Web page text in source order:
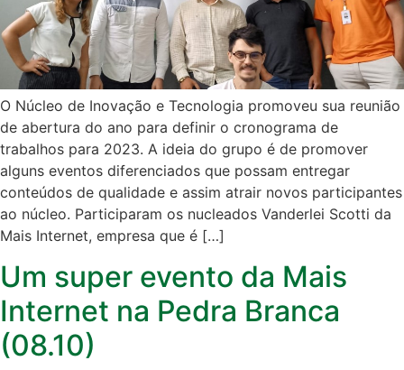
O Núcleo de Inovação e Tecnologia promoveu sua reunião
de abertura do ano para definir o cronograma de
trabalhos para 2023. A ideia do grupo é de promover
alguns eventos diferenciados que possam entregar
conteúdos de qualidade e assim atrair novos participantes
ao núcleo. Participaram os nucleados Vanderlei Scotti da
Mais Internet, empresa que é […]
Um super evento da Mais
Internet na Pedra Branca
(08.10)